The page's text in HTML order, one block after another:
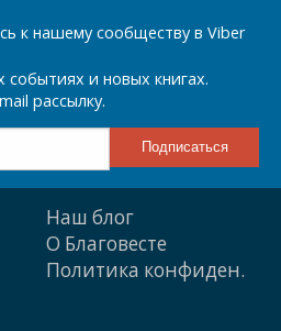
к нашему сообществу в Viber
и новых книгах.
рассылку.
Наш блог
О Благовесте
Политика конфиден.